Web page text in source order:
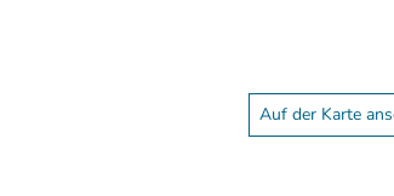
Auf der Karte